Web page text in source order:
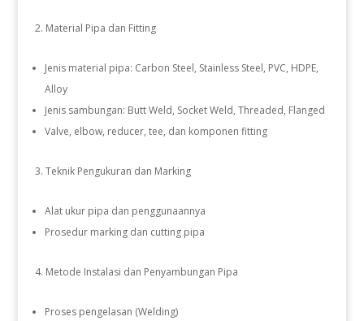
Material Pipa dan Fitting
Jenis material pipa: Carbon Steel, Stainless Steel, PVC, HDPE,
Alloy
Jenis sambungan: Butt Weld, Socket Weld, Threaded, Flanged
Valve, elbow, reducer, tee, dan komponen fitting
Teknik Pengukuran dan Marking
Alat ukur pipa dan penggunaannya
Prosedur marking dan cutting pipa
Metode Instalasi dan Penyambungan Pipa
Proses pengelasan (Welding)